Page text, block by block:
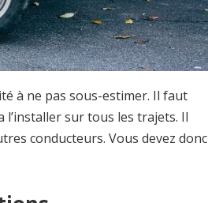
à ne pas sous-estimer. Il faut
sur tous les trajets. Il
conducteurs. Vous devez donc